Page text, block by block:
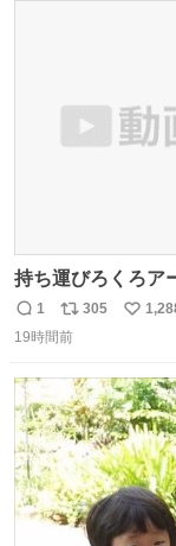
持ち運びろくろア
ください。
返
信
1
リ
ポ
ト
数
305
い
数
19時間前